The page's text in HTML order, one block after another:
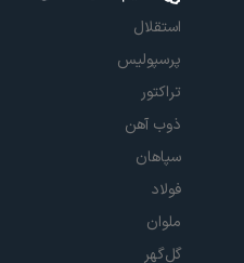
استقلال
پرسپولیس
تراکتور
ذوب آهن
سپاهان
فولاد
ملوان
گل‌گهر